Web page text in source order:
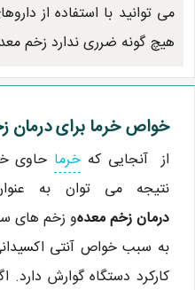
می توانید با استفاده از
هیچ گونه ضرری ندارد زخم
خواص خرما برای درمان
از آنجایی که خرما حاوی
نتیجه می توان به
درمان زخم معدهو زخم های
به سبب خواص آنتی
کارکرد دستگاه گوارش دارد.